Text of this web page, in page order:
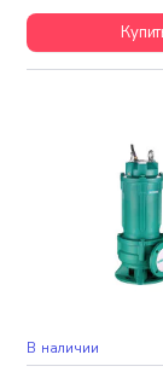
Бесплатная
В наличии